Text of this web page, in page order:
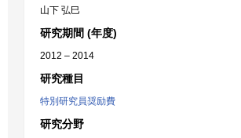
山下 弘巳
研究期間 (年度)
2012 – 2014
研究種目
特別研究員奨励費
研究分野